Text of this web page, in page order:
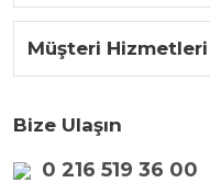
Müşteri Hizmetleri
Bize Ulaşın
0 216 519 36 00